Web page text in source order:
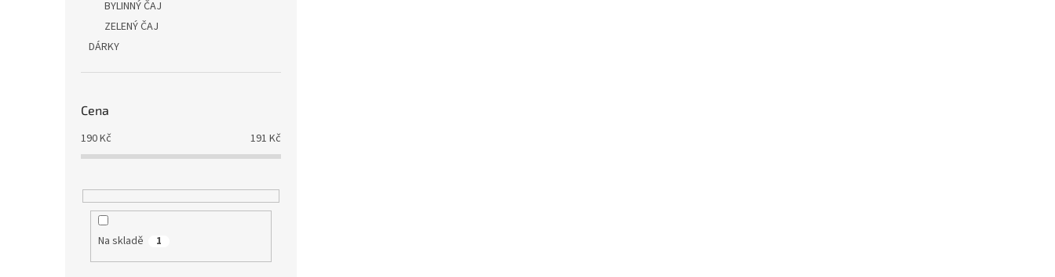
BYLINNÝ ČAJ
ZELENÝ ČAJ
DÁRKY
Cena
190Kč 191 Kč
Na skladě 1